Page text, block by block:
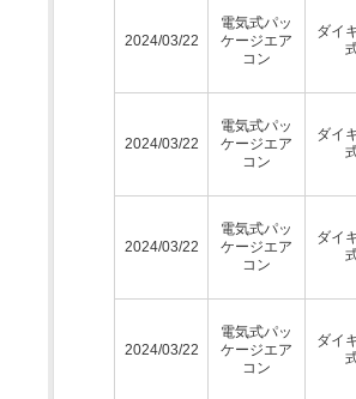
2024/03/22
電気式パッ
ケージエア
コン
ダイ
2024/03/22
電気式パッ
ケージエア
コン
ダイ
2024/03/22
電気式パッ
ケージエア
コン
ダイ
2024/03/22
電気式パッ
ケージエア
コン
ダイ